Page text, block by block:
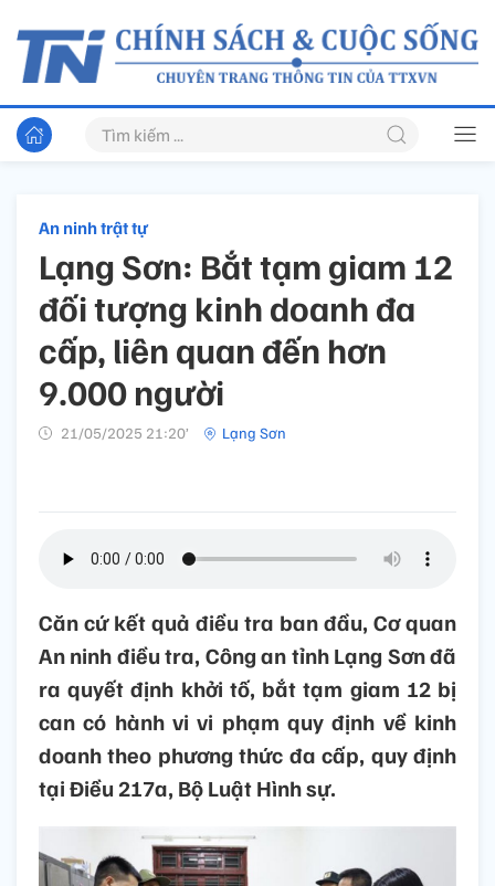
An ninh trật tự
Lạng Sơn: Bắt tạm giam 12
đối tượng kinh doanh đa
cấp, liên quan đến hơn
9.000 người
21/05/2025 21:20’ Lạng Sơn
Căn cứ kết quả điều tra ban đầu, Cơ quan
An ninh điều tra, Công an tỉnh Lạng Sơn đã
ra quyết định khởi tố, bắt tạm giam 12 bị
can có hành vi vi phạm quy định về kinh
doanh theo phương thức đa cấp, quy định
tại Điều 217a, Bộ Luật Hình sự.